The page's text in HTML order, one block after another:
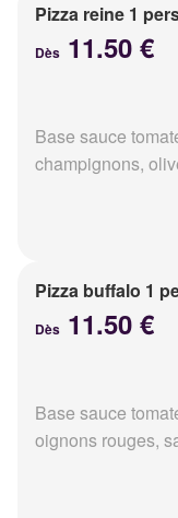
Pizza reine 1
Dès 11.50 €
Base sauce
champignons,
Pizza buffalo 1
Dès 11.50 €
Base sauce
oignons rouges,